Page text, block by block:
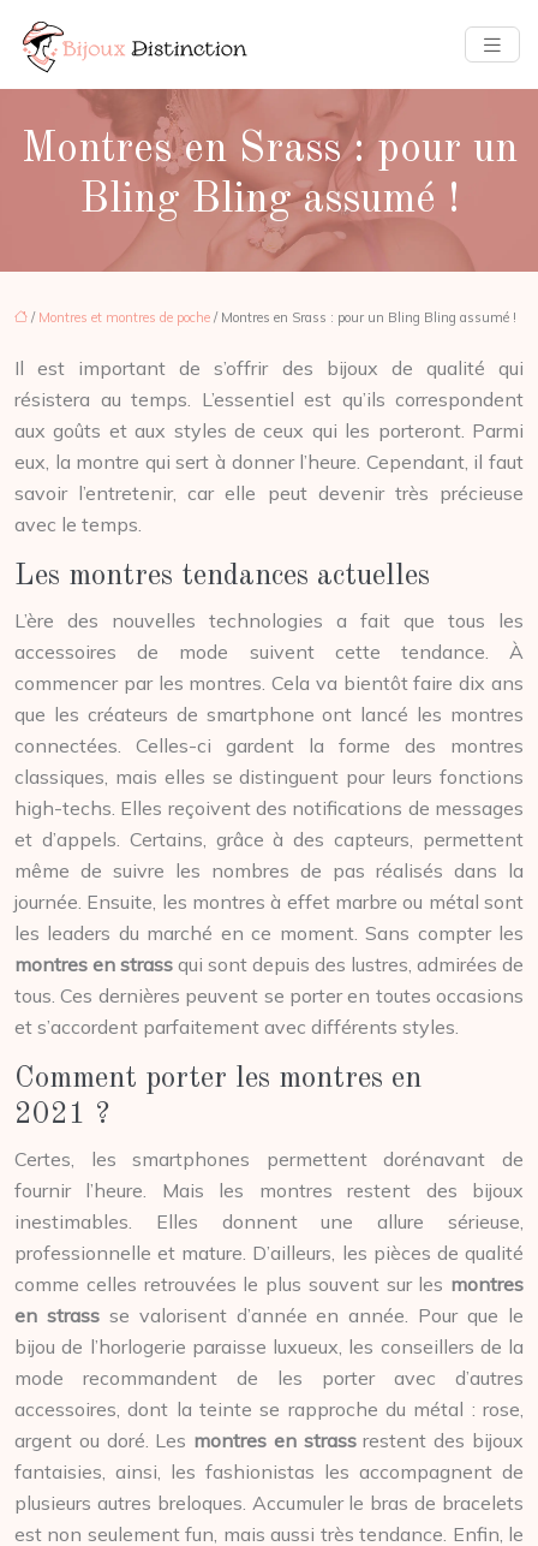
Montres en Srass : pour un
Bling Bling assumé !
/ Montres et montres de poche / Montres en Srass : pour un Bling Bling assumé !
Il est important de s’offrir des bijoux de qualité qui
résistera au temps. L’essentiel est qu’ils correspondent
aux goûts et aux styles de ceux qui les porteront. Parmi
eux, la montre qui sert à donner l’heure. Cependant, il faut
savoir l’entretenir, car elle peut devenir très précieuse
avec le temps.
Les montres tendances actuelles
L’ère des nouvelles technologies a fait que tous les
accessoires de mode suivent cette tendance. À
commencer par les montres. Cela va bientôt faire dix ans
que les créateurs de smartphone ont lancé les montres
connectées. Celles-ci gardent la forme des montres
classiques, mais elles se distinguent pour leurs fonctions
high-techs. Elles reçoivent des notifications de messages
et d’appels. Certains, grâce à des capteurs, permettent
même de suivre les nombres de pas réalisés dans la
journée. Ensuite, les montres à effet marbre ou métal sont
les leaders du marché en ce moment. Sans compter les
montres en strass qui sont depuis des lustres, admirées de
tous. Ces dernières peuvent se porter en toutes occasions
et s’accordent parfaitement avec différents styles.
Comment porter les montres en
2021 ?
Certes, les smartphones permettent dorénavant de
fournir l’heure. Mais les montres restent des bijoux
inestimables. Elles donnent une allure sérieuse,
professionnelle et mature. D’ailleurs, les pièces de qualité
comme celles retrouvées le plus souvent sur les montres
en strassse valorisent d’année en année. Pour que le
bijou de l’horlogerie paraisse luxueux, les conseillers de la
mode recommandent de les porter avec d’autres
accessoires, dont la teinte se rapproche du métal : rose,
argent ou doré. Les montres en strassrestent des bijoux
fantaisies, ainsi, les fashionistas les accompagnent de
plusieurs autres breloques. Accumuler le bras de bracelets
est non seulement fun, mais aussi très tendance. Enfin, le